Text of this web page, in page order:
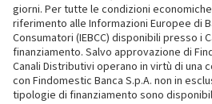
giorni. Per tutte le condizioni
riferimento alle Informazioni Europee di
Consumatori (IEBCC) disponibili presso i
finanziamento. Salvo approvazione di
Canali Distributivi operano in virtù di una
con Findomestic Banca S.p.A. non in
tipologie di finanziamento sono